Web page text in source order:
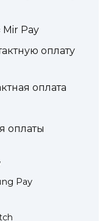
Mir Pay
оплату
оплата
оплаты
Pay